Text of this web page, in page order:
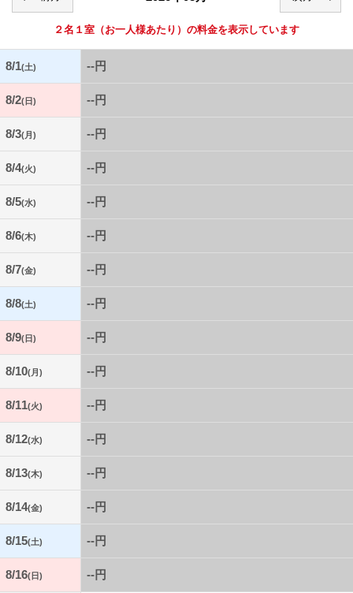
２名１室 （お一人様あたり）の料金を表示しています
8/1(土) --円
8/2(日) --円
8/3(月) --円
8/4(火) --円
8/5(水) --円
8/6(木) --円
8/7(金) --円
8/8(土) --円
8/9(日) --円
8/10(月) --円
8/11(火) --円
8/12(水) --円
8/13(木) --円
8/14(金) --円
8/15(土) --円
8/16(日) --円